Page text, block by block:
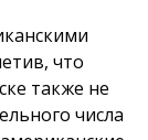
что
также не
числа